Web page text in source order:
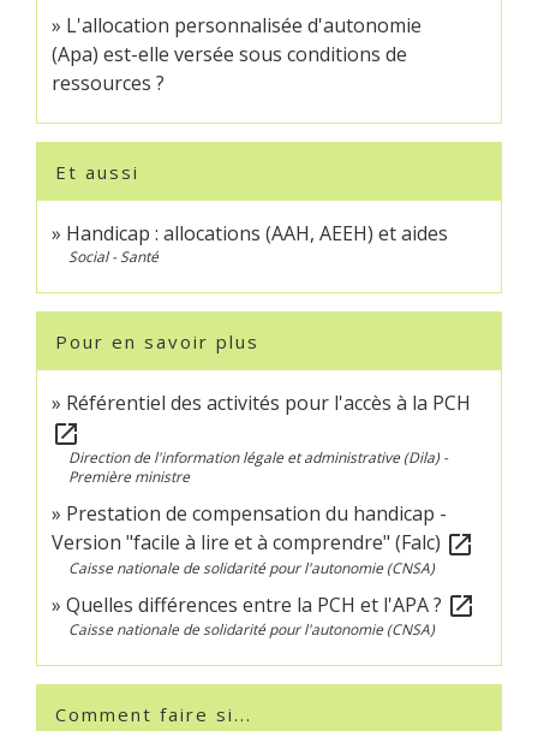
L'allocation personnalisée d'autonomie
(Apa) est-elle versée sous conditions de
ressources ?
Et aussi
Handicap : allocations (AAH, AEEH) et aides
Social - Santé
Pour en savoir plus
Référentiel des activités pour l'accès à la PCH
open_in_new
Direction de l'information légale et administrative (Dila) -
Première ministre
Prestation de compensation du handicap -
Version "facile à lire et à comprendre" (Falc) open_in_new
Caisse nationale de solidarité pour l'autonomie (CNSA)
Quelles différences entre la PCH et l'APA ? open_in_new
Caisse nationale de solidarité pour l'autonomie (CNSA)
Comment faire si...